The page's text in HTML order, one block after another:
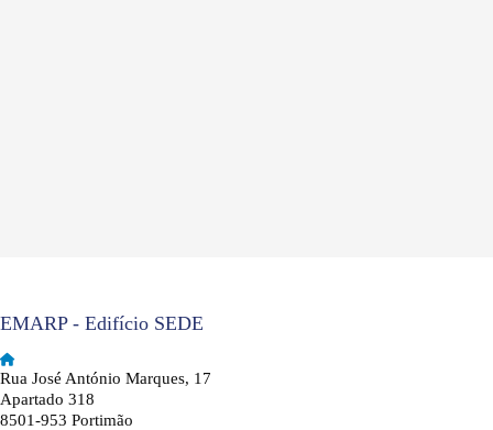
EMARP - Edifício SEDE
Rua José António Marques, 17
Apartado 318
8501-953 Portimão